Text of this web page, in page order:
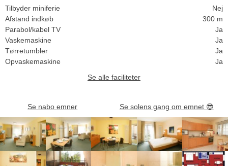
Tilbyder miniferie
Nej
Afstand indkøb
300 m
Parabol/kabel TV
Ja
Vaskemaskine
Ja
Tørretumbler
Ja
Opvaskemaskine
Ja
Se alle faciliteter
Se nabo emner Se solens gang om emnet 😎